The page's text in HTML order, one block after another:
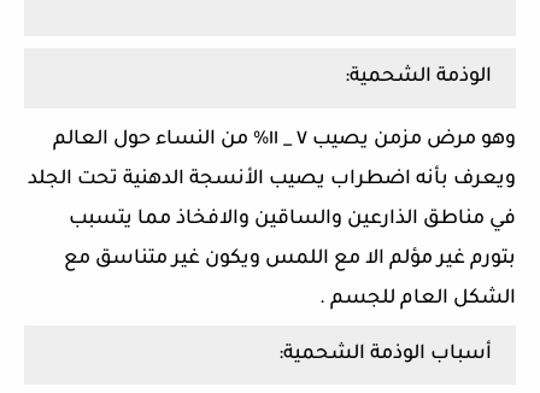
الوذمة الشحمية:
وهو مرض مزمن يصيب ٧ _ ١١% من النساء حول العالم
ويعرف بأنه اضطراب يصيب الأنسجة الدهنية تحت الجلد
في مناطق الذارعين والساقين والافخاذ مما يتسبب
بتورم غير مؤلم الا مع اللمس ويكون غير متناسق مع
الشكل العام للجسم .
أسباب الوذمة الشحمية: